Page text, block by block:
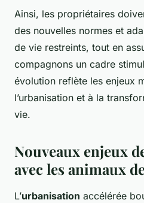
Ainsi, les propriétaires
des nouvelles normes et
de vie restreints, tout en
compagnons un cadre
évolution reflète les enjeux
l’urbanisation et à la
vie.
Nouveaux enjeux
avec les animaux
L’urbanisation accélérée